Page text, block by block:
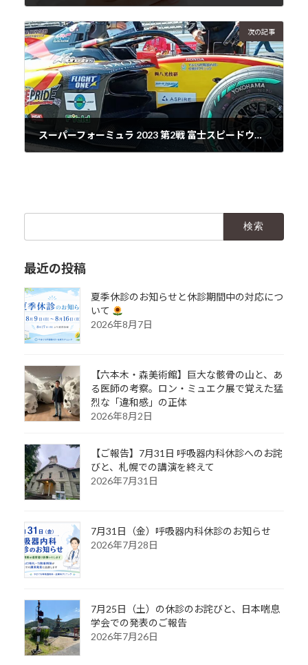
次の記事
スーパーフォーミュラ 2023 第2戦 富士スピードウェイ
最近の投稿
夏季休診のお知らせと休診期間中の対応につ
いて
2026年8月7日
【六本木・森美術館】巨大な骸骨の山と、あ
る医師の考察。ロン・ミュエク展で覚えた猛
烈な「違和感」の正体
2026年8月2日
【ご報告】7月31日 呼吸器内科休診へのお詫
びと、札幌での講演を終えて
2026年7月31日
7月31日（金）呼吸器内科休診のお知らせ
2026年7月28日
7月25日（土）の休診のお詫びと、日本喘息
学会での発表のご報告
2026年7月26日